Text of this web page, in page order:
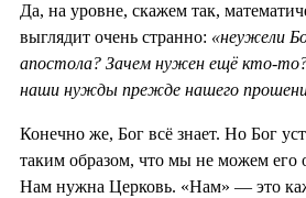
Да, на уровне, скажем так,
выглядит очень странно: «неужели
апостола? Зачем нужен ещё кто-то?
наши нужды прежде нашего
Конечно же, Бог всё знает. Но Бог
таким образом, что мы не можем его
Нам нужна Церковь. «Нам» — это